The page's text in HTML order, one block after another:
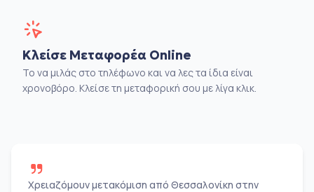
Κλείσε Μεταφορέα Online
Το να μιλάς στο τηλέφωνο και να λες τα ίδια είναι
χρονοβόρο. Κλείσε τη μεταφορική σου με λίγα κλικ.
Χρειαζόμουν μετακόμιση από Θεσσαλονίκη στην